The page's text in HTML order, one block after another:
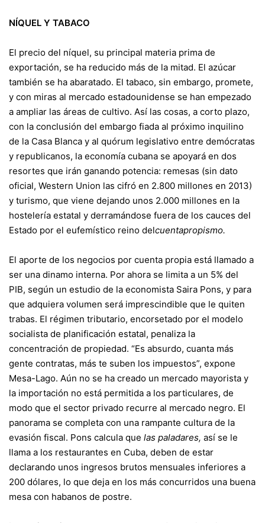
NÍQUEL Y TABACO
El precio del níquel, su principal materia prima de
exportación, se ha reducido más de la mitad. El azúcar
también se ha abaratado. El tabaco, sin embargo, promete,
y con miras al mercado estadounidense se han empezado
a ampliar las áreas de cultivo. Así las cosas, a corto plazo,
con la conclusión del embargo fiada al próximo inquilino
de la Casa Blanca y al quórum legislativo entre demócratas
y republicanos, la economía cubana se apoyará en dos
resortes que irán ganando potencia: remesas (sin dato
oficial, Western Union las cifró en 2.800 millones en 2013)
y turismo, que viene dejando unos 2.000 millones en la
hostelería estatal y derramándose fuera de los cauces del
Estado por el eufemístico reino delcuentapropismo.
El aporte de los negocios por cuenta propia está llamado a
ser una dinamo interna. Por ahora se limita a un 5% del
PIB, según un estudio de la economista Saira Pons, y para
que adquiera volumen será imprescindible que le quiten
trabas. El régimen tributario, encorsetado por el modelo
socialista de planificación estatal, penaliza la
concentración de propiedad. “Es absurdo, cuanta más
gente contratas, más te suben los impuestos”, expone
Mesa-Lago. Aún no se ha creado un mercado mayorista y
la importación no está permitida a los particulares, de
modo que el sector privado recurre al mercado negro. El
panorama se completa con una rampante cultura de la
evasión fiscal. Pons calcula que las paladares, así se le
llama a los restaurantes en Cuba, deben de estar
declarando unos ingresos brutos mensuales inferiores a
200 dólares, lo que deja en los más concurridos una buena
mesa con habanos de postre.